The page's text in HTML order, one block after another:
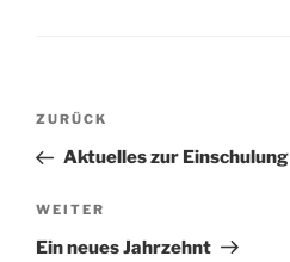
Beitragsnavigation
Vorheriger
Beitrag
ZURÜCK
Aktuelles zur Einschulung
Nächster
Beitrag
WEITER
Ein neues Jahrzehnt